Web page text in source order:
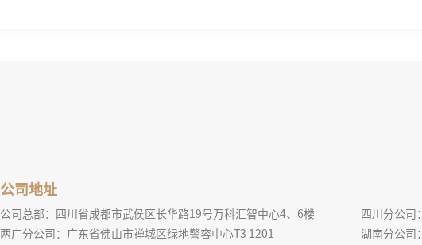
公司地址
公司总部：四川省成都市武侯区长华路19号万科汇智中心4、6楼
四川分公司
两广分公司：广东省佛山市禅城区绿地警容中心T3 1201
湖南分公司